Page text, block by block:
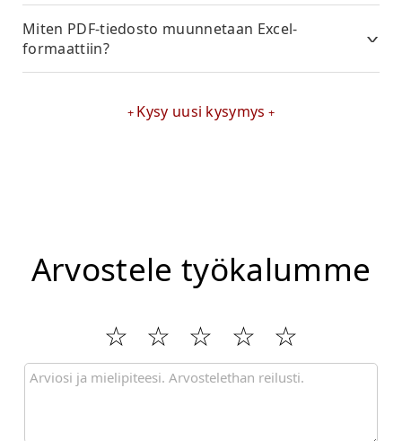
Miten PDF-tiedosto muunnetaan Excel-
formaattiin?
Kysy uusi kysymys
Arvostele työkalumme